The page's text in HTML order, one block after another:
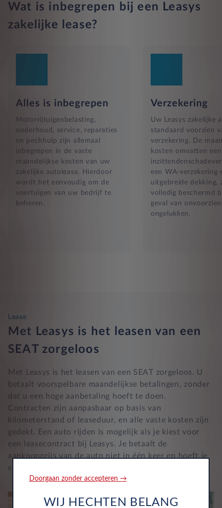
Wat is inbegrepen bij een Leasys
zakelijke lease?
Alles is inbegrepen
Motorrijtuigenbelasting,
onderhoud, service, reparaties
en pechhulp zijn allemaal
inbegrepen in de vaste
maandelijkse kosten van uw
zakelijke autolease. Hierdoor
wordt het eenvoudig om de
voertuigen van uw bedrijf te
beheren.
Verzekering
Uw Leasys zakelijke
standaard voorzien
verzekering. De
kosten omvatten een
een WA-verzekering
uitgebreide dekking,
volledig beschermd
geval van
ongelukken.
Lease
Met Leasys is het leasen van een
SEAT zorgeloos
Met Leasys is het leasen van een SEAT zorgeloos. U
betaalt voorspelbare maandelijkse betalingen, zonder
dat u een hoge aanbetaling hoeft te doen.
Contracten zijn aanpasbaar op basis van
kilometerstand of leaseduur, en alle vaste kosten zijn
gedekt. Een auto rijden is mogelijk als je kiest voor
een leasecontract bij Leasys. Je betaalt de
aankoopprijs van de auto niet in één keer en hoeft je
spaargeld niet aan te spreken.
Doorgaan zonder accepteren →
WIJ HECHTEN BELANG